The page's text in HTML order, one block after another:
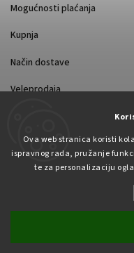
Ova web stranica koristi
ispravnog rada, pružanje
te za personalizaciju
Mogućnosti plaćanja
Kupnja
Način dostave
Veleprodaja
Autorsko pravo